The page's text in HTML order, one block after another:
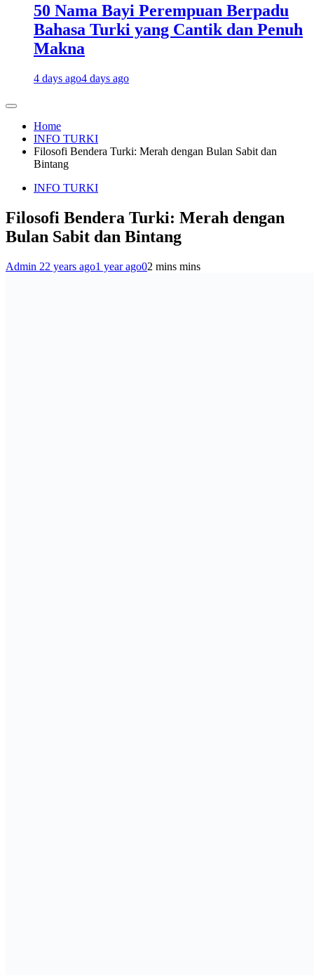
50 Nama Bayi Perempuan Berpadu
Bahasa Turki yang Cantik dan Penuh
Makna
4 days ago4 days ago
Home
INFO TURKI
Filosofi Bendera Turki: Merah dengan Bulan Sabit dan
Bintang
INFO TURKI
Filosofi Bendera Turki: Merah dengan
Bulan Sabit dan Bintang
Admin 22 years ago1 year ago02 mins mins